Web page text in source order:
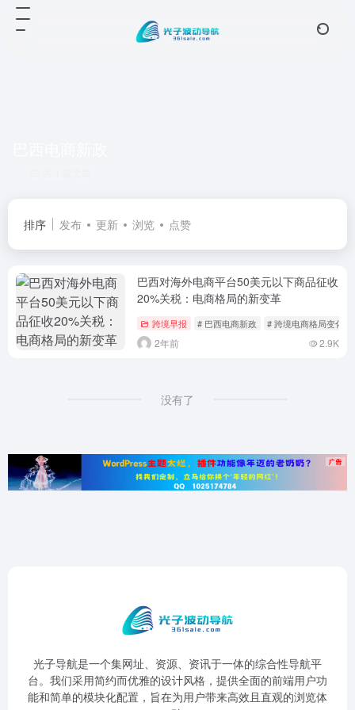
排序 发布 更新 浏览 点赞
巴西对海外电商平台50美元以下商品征收
20%关税：电商格局的新变革
跨境早报 # 巴西电商新政 # 跨境电商格局变化
2年前 2.9K
没有了
光子导航是一个集网址、资源、资讯于一体的综合性导航平
台。我们采用简约而优雅的设计风格，提供全面的前端用户功
能和简单的模块化配置，旨在为用户带来高效且直观的浏览体